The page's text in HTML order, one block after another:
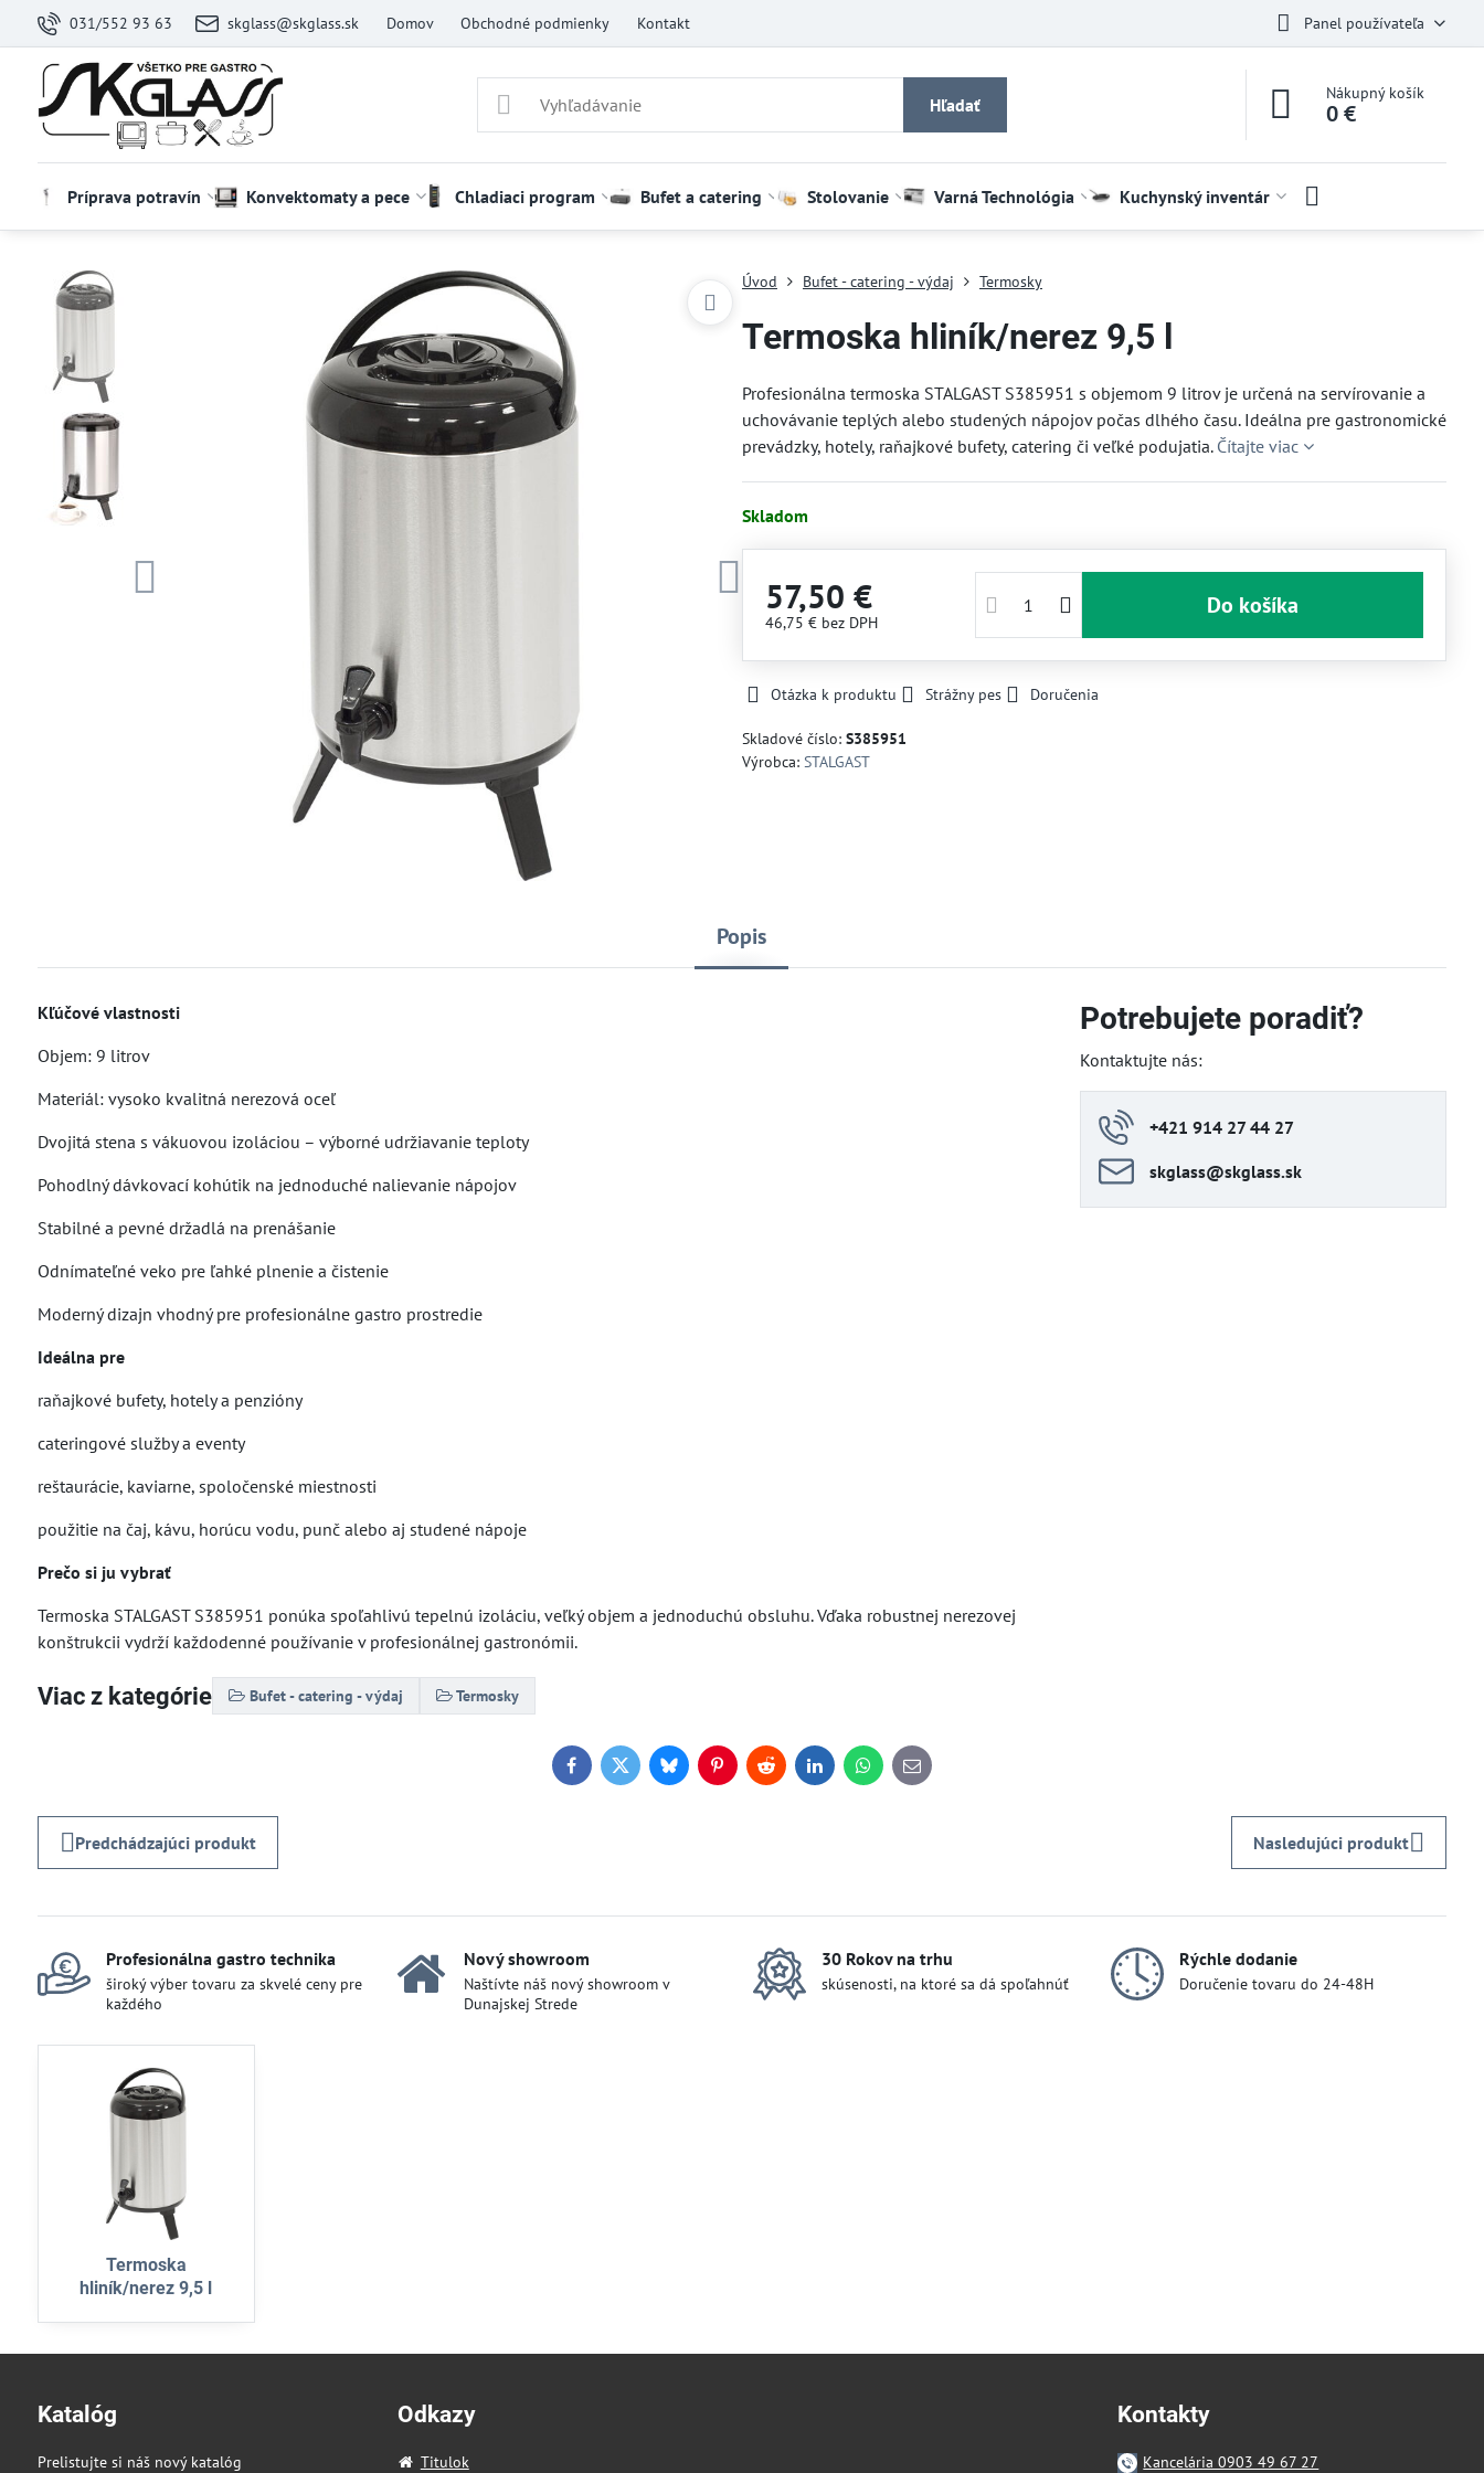
031/552 93 63 skglass@skglass.sk Domov Obchodné podmienky Kontakt Panel používateľa
Hľadať
Nákupný košík
0 €
Príprava potravín Konvektomaty a pece Chladiaci program Bufet a catering Stolovanie Varná Technológia Kuchynský inventár
Úvod Bufet - catering - výdaj Termosky
Termoska hliník/nerez 9,5 l
Profesionálna termoska STALGAST S385951 s objemom 9 litrov je určená na servírovanie a
uchovávanie teplých alebo studených nápojov počas dlhého času. Ideálna pre gastronomické
prevádzky, hotely, raňajkové bufety, catering či veľké podujatia. Čítajte viac
Skladom
57,50 €
46,75 € bez DPH
Do košíka
Otázka k produktu Strážny pes Doručenia
Skladové číslo: S385951
Výrobca: STALGAST
Popis
Kľúčové vlastnosti
Objem: 9 litrov
Materiál: vysoko kvalitná nerezová oceľ
Dvojitá stena s vákuovou izoláciou – výborné udržiavanie teploty
Pohodlný dávkovací kohútik na jednoduché nalievanie nápojov
Stabilné a pevné držadlá na prenášanie
Odnímateľné veko pre ľahké plnenie a čistenie
Moderný dizajn vhodný pre profesionálne gastro prostredie
Ideálna pre
raňajkové bufety, hotely a penzióny
cateringové služby a eventy
reštaurácie, kaviarne, spoločenské miestnosti
použitie na čaj, kávu, horúcu vodu, punč alebo aj studené nápoje
Prečo si ju vybrať
Termoska STALGAST S385951 ponúka spoľahlivú tepelnú izoláciu, veľký objem a jednoduchú obsluhu. Vďaka robustnej nerezovej
konštrukcii vydrží každodenné používanie v profesionálnej gastronómii.
Viac z kategórie Bufet - catering - výdaj Termosky
Potrebujete poradiť?
Kontaktujte nás:
+421 914 27 44 27
skglass​@skglass​.sk
FacebookTwitterBlueskyPinterestRedditLinkedInWhatsApp
E-
mail
Predchádzajúci produkt Nasledujúci produkt
Profesionálna gastro technika
široký výber tovaru za skvelé ceny pre
každého
Nový showroom
Naštívte náš nový showroom v
Dunajskej Strede
30 Rokov na trhu
skúsenosti, na ktoré sa dá spoľahnúť
Rýchle dodanie
Doručenie tovaru do 24-48H
Termoska
hliník/nerez 9,5 l
Katalóg
Prelistujte si náš nový katalóg
Odkazy
Titulok
Kontakty
Kancelária 0903 49 67 27